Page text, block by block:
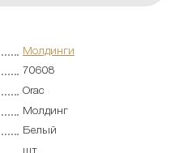
Молдинги
70608
Orac
Молдинг
Белый